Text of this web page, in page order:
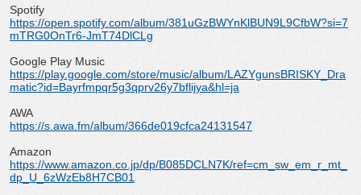
Spotify
https://open.spotify.com/album/381uGzBWYnKlBUN9L9CfbW?si=7
mTRG0OnTr6-JmT74DlCLg
Google Play Music
https://play.google.com/store/music/album/LAZYgunsBRISKY_Dra
matic?id=Bayrfmpqr5g3qprv26y7bflijya&hl=ja
AWA
https://s.awa.fm/album/366de019cfca24131547
Amazon
https://www.amazon.co.jp/dp/B085DCLN7K/ref=cm_sw_em_r_mt_
dp_U_6zWzEb8H7CB01